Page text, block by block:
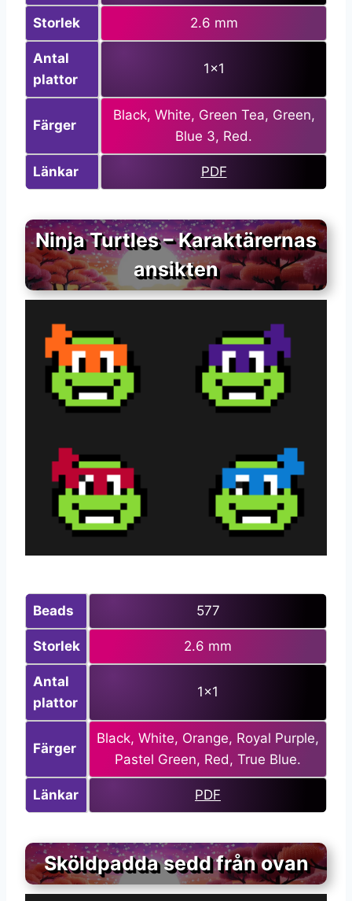
Storlek 2.6 mm
Antal
plattor
1×1
Färger
Black, White, Green Tea, Green,
Blue 3, Red.
Länkar PDF
Ninja Turtles – Karaktärernas
ansikten
Beads 577
Storlek 2.6 mm
Antal
plattor
1×1
Färger
Black, White, Orange, Royal Purple,
Pastel Green, Red, True Blue.
Länkar PDF
Sköldpadda sedd från ovan